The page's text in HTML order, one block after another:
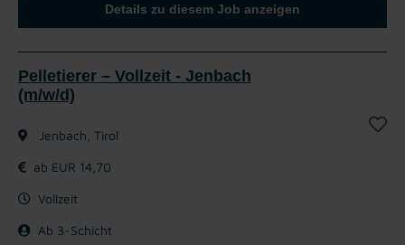
Details zu diesem Job anzeigen
Pelletierer – Vollzeit - Jenbach
(m/w/d)
Jenbach, Tirol
ab EUR 14,70
Vollzeit
Ab 3-Schicht